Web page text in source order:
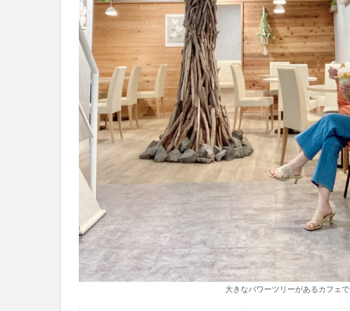
大きなパワーツリーがあるカフェで